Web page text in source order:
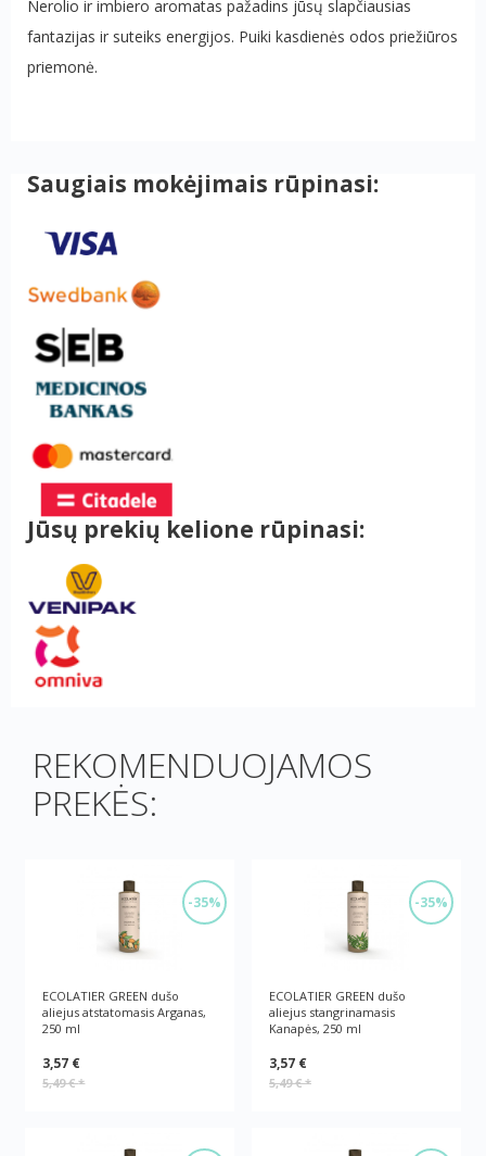
Nerolio ir imbiero aromatas pažadins jūsų slapčiausias
fantazijas ir suteiks energijos. Puiki kasdienės odos priežiūros
priemonė.
Saugiais mokėjimais rūpinasi:
Jūsų prekių kelione rūpinasi:
REKOMENDUOJAMOS
PREKĖS:
-35%
ECOLATIER GREEN dušo
aliejus atstatomasis Arganas,
250 ml
3,57 €
5,49 €*
-35%
ECOLATIER GREEN dušo
aliejus stangrinamasis
Kanapės, 250 ml
3,57 €
5,49 €*